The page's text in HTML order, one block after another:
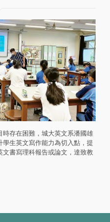
存在困難，城大英文系潘國雄
生英文寫作能力為切入點，提
書寫理科報告或論文，達致教